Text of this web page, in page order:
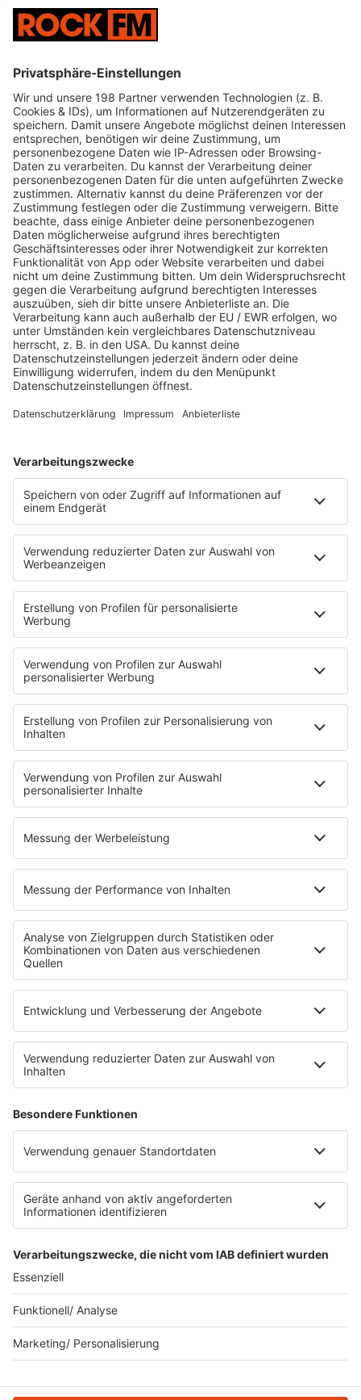
durchReportagen, Interviews und persönliche
Geschichtenaus der Welt der Fernfahrer.
Mit festenSendezeitenweißt du genau, wann deine
Lieblingsshow läuft – von der täglichen
FernfahrerSHOWüber dieTechnikSHOWbis zur
TruckerCHURCHam Sonntagmorgen. So hast du immer
einen verlässlichen Begleiter im Radio, egal wohin
deine Route dich führt.
HOME
SERVICE
Kontakt
Newsletter
Über ROCK FM
Jobs & Praktika
Pressekontakt
Presse & Downloads
Verkehr
Wetter
EMPFANG
Übersicht
ROCK FM App
Partner
radio.de
radioplayer.de
Phonostar
REGENBOGEN 2
WERBUNG
Leistungen und Produkte
Mediadaten und Preisliste
Ansprechpartner
RECHTLICHES
Impressum
Datenschutzeinstellungen
Datenverarbeitung bei Gewinnspielen
Teilnahmebedingungen
Gewinnspielregeln Social Media
Bildnachweise
KI-Leitlinie
KI-Leitlinie
© ROCK FM - Eine Marke der Audiotainment Südwest GmbH &
Co. KG